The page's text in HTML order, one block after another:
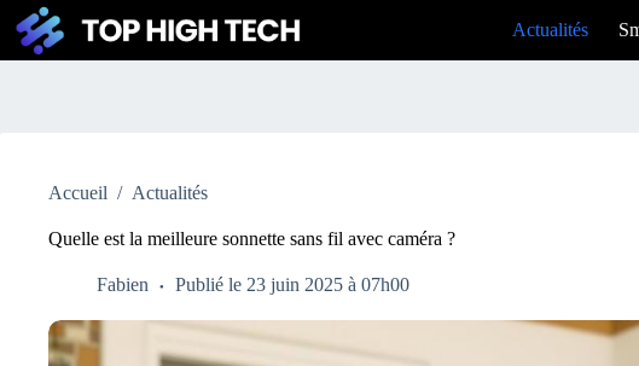
Passer
au
contenu
Actualités
Accueil / Actualités
Quelle est la meilleure sonnette sans fil avec caméra ?
Fabien Publié le 23 juin 2025 à 07h00